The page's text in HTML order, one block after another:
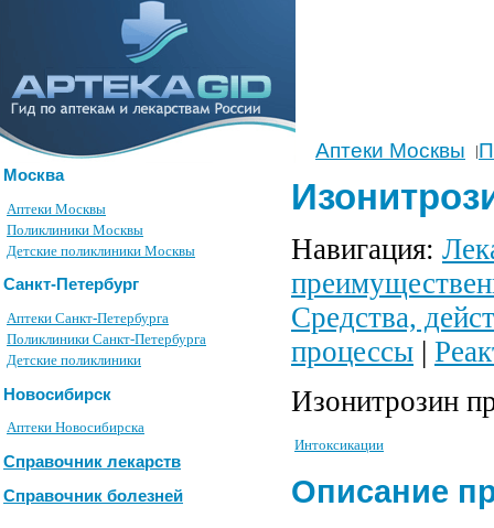
Аптеки Москвы |
Москва
Аптеки Москвы
Поликлиники Москвы
Детские поликлиники Москвы
Санкт-Петербург
Аптеки Санкт-Петербурга
Поликлиники Санкт-Петербурга
Детские поликлиники
Новосибирск
Аптеки Новосибирска
Справочник лекарств
Справочник болезней
Навигация:
Средства,
процессы |
Изонитрозин
Интоксикации
Описание